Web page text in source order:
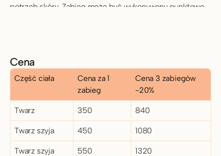
potrzeb skóry. Zabieg może być wykonywany punktowo
Cena
Część ciała
Cena za 1
zabieg
Cena 3 zabiegów
-20%
Twarz 350 840
Twarz szyja 450 1080
Twarz szyja
550 1320